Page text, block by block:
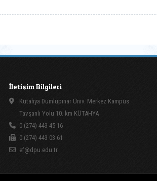
İletişim Bilgileri
Kütahya Dumlupınar Üniv. Merkez Kampüs
Tavşanlı Yolu 10. km KÜTAHYA
0 (274) 443 45 16
0 (274) 443 03 61
ef@dpu.edu.tr